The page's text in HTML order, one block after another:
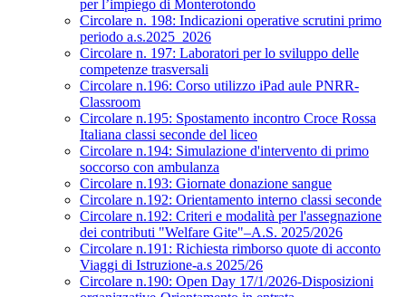
per l’impiego di Monterotondo
Circolare n. 198: Indicazioni operative scrutini primo
periodo a.s.2025_2026
Circolare n. 197: Laboratori per lo sviluppo delle
competenze trasversali
Circolare n.196: Corso utilizzo iPad aule PNRR-
Classroom
Circolare n.195: Spostamento incontro Croce Rossa
Italiana classi seconde del liceo
Circolare n.194: Simulazione d'intervento di primo
soccorso con ambulanza
Circolare n.193: Giornate donazione sangue
Circolare n.192: Orientamento interno classi seconde
Circolare n.192: Criteri e modalità per l'assegnazione
dei contributi "Welfare Gite"–A.S. 2025/2026
Circolare n.191: Richiesta rimborso quote di acconto
Viaggi di Istruzione-a.s 2025/26
Circolare n.190: Open Day 17/1/2026-Disposizioni